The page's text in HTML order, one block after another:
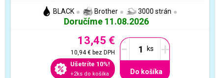
BLACK Brother 3000 strán
Doručíme 11.08.2026
13,45 €
10,94 €bez DPH
Ušetríte 10%!
+2ks do košíka
- +
Do košíka